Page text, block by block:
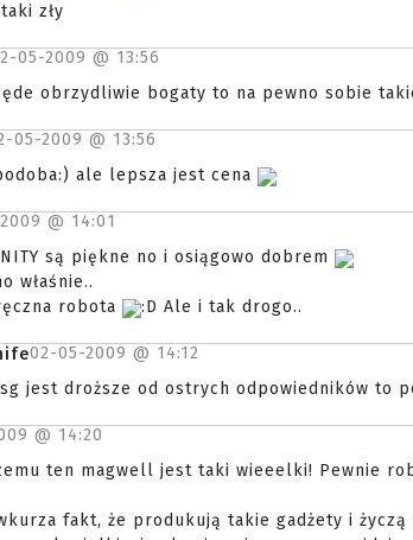
zły
05-2009 @ 13:56
obrzydliwie bogaty to na pewno sobie
05-2009 @ 13:56
ale lepsza jest cena
@ 14:01
są piękne no i osiągowo dobrem
właśnie..
robota
:D Ale i tak drogo..
02-05-2009 @ 14:12
jest droższe od ostrych odpowiedników to
@ 14:20
ten magwell jest taki wieeelki! Pewnie
fakt, że produkują takie gadżety i